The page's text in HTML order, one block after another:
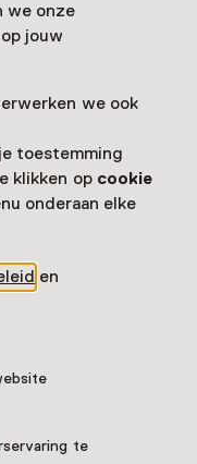
we onze
jouw
we ook
toestemming
klikken op cookie
onderaan elke
en
te
uit Weesp